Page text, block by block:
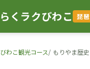
くラクびわこ 琵
わこ観光コース もりやま歴